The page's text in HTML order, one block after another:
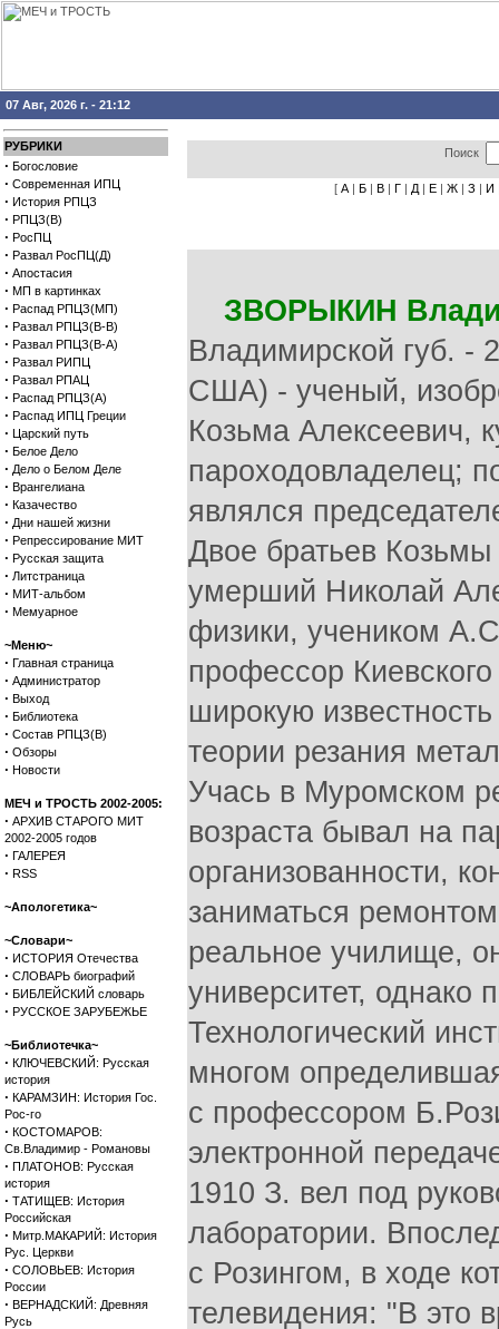
07 Авг, 2026 г. - 21:12
РУБРИКИ
· Богословие
· Современная ИПЦ
· История РПЦЗ
· РПЦЗ(В)
· РосПЦ
· Развал РосПЦ(Д)
· Апостасия
· МП в картинках
· Распад РПЦЗ(МП)
· Развал РПЦЗ(В-В)
· Развал РПЦЗ(В-А)
· Развал РИПЦ
· Развал РПАЦ
· Распад РПЦЗ(А)
· Распад ИПЦ Греции
· Царский путь
· Белое Дело
· Дело о Белом Деле
· Врангелиана
· Казачество
· Дни нашей жизни
· Репрессирование МИТ
· Русская защита
· Литстраница
· МИТ-альбом
· Мемуарное
~Меню~
· Главная страница
· Администратор
· Выход
· Библиотека
· Состав РПЦЗ(В)
· Обзоры
· Новости
МЕЧ и ТРОСТЬ 2002-2005:
· АРХИВ СТАРОГО МИТ
2002-2005 годов
· ГАЛЕРЕЯ
· RSS
~Апологетика~
~Словари~
· ИСТОРИЯ Отечества
· СЛОВАРЬ биографий
· БИБЛЕЙСКИЙ словарь
· РУССКОЕ ЗАРУБЕЖЬЕ
~Библиотечка~
· КЛЮЧЕВСКИЙ: Русская
история
· КАРАМЗИН: История Гос.
Рос-го
· КОСТОМАРОВ:
Св.Владимир - Романовы
· ПЛАТОНОВ: Русская
история
· ТАТИЩЕВ: История
Российская
· Митр.МАКАРИЙ: История
Рус. Церкви
· СОЛОВЬЕВ: История
России
· ВЕРНАДСКИЙ: Древняя
Русь
Поиск
[ А | Б | В | Г | Д | Е | Ж | З | И
ЗВОРЫКИН